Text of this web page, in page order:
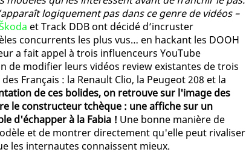
logiquement pas dans ce genre de vidéos –
et Track DDB ont décidé d’incruster
concurrents les plus vus… en hackant les DOOH
a fait appel à trois influenceurs YouTube
de modifier leurs vidéos review existantes de trois
Français : la Renault Clio, la Peugeot 208 et la
de ces bolides, on retrouve sur l'image des
le constructeur tchèque : une affiche sur un
d'échapper à la Fabia ! Une bonne manière de
et de montrer directement qu'elle peut rivaliser
les internautes connaissent mieux.